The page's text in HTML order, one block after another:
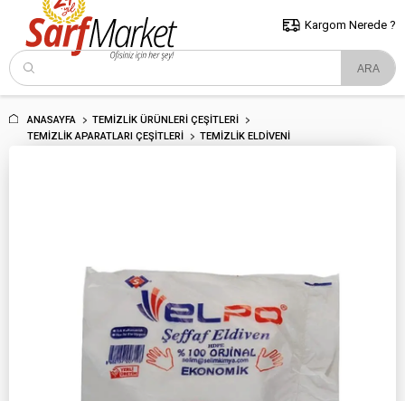
5000 TL ve Üzeri Alışverişlerde İstanbul İçi Kargo Bedava!
ve Trakya İçin Tıklayın..
Kargom Nerede ?
ANASAYFA
TEMIZLIK ÜRÜNLERI ÇEŞITLERI
TEMIZLIK APARATLARI ÇEŞITLERI
TEMIZLIK ELDIVENI